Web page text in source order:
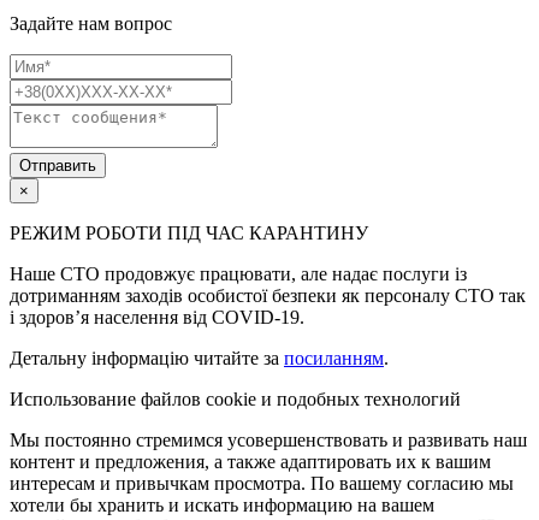
Задайте нам вопрос
Отправить
×
РЕЖИМ РОБОТИ ПІД ЧАС КАРАНТИНУ
Наше СТО продовжує працювати, але надає послуги із
дотриманням заходів особистої безпеки як персоналу СТО так
і здоров’я населення від COVID-19.
Детальну інформацію читайте за посиланням.
Использование файлов cookie и подобных технологий
Мы постоянно стремимся усовершенствовать и развивать наш
контент и предложения, а также адаптировать их к вашим
интересам и привычкам просмотра. По вашему согласию мы
хотели бы хранить и искать информацию на вашем